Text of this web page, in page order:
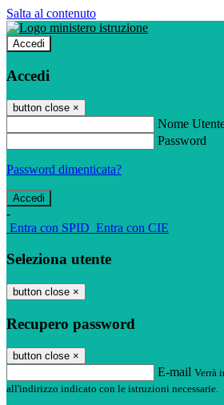
Salta al contenuto
Accedi
Accedi
button close ×
Nome
Password
Password dimenticata?
-
Entra con SPID Entra con CIE
Seleziona utente
button close ×
Recupero password
button close ×
E-mail Verrà
all'indirizzo indicato con le istruzioni necessarie.